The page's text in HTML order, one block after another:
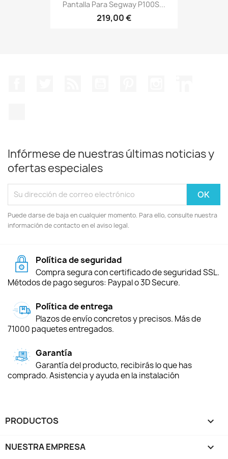
Pantalla Para Segway P100S...
219,00 €
Infórmese de nuestras últimas noticias y
ofertas especiales
Puede darse de baja en cualquier momento. Para ello, consulte nuestra
información de contacto en el aviso legal.
Política de seguridad
Compra segura con certificado de seguridad SSL.
Métodos de pago seguros: Paypal o 3D Secure.
Política de entrega
Plazos de envío concretos y precisos. Más de
71000 paquetes entregados.
Garantía
Garantía del producto, recibirás lo que has
comprado. Asistencia y ayuda en la instalación
PRODUCTOS 
NUESTRA EMPRESA 